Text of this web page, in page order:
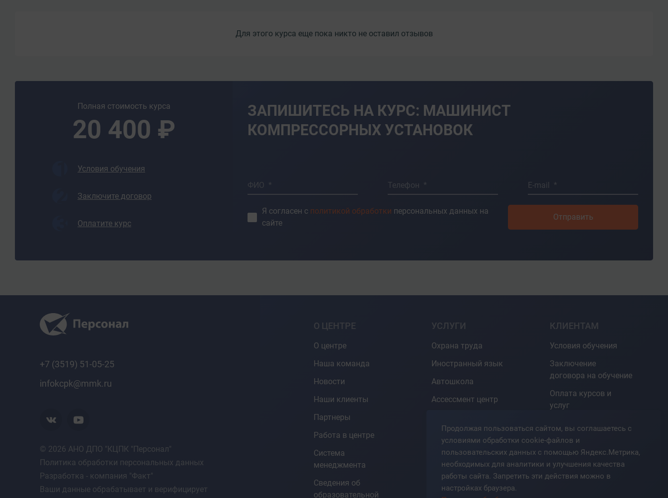
- свойства газов, проявляемые при работе компрессоров;
распорядка;
безопасности;
МПа (до 10 кгс/см2) с подачей свыше 5 до 100 м?/мин
- осуществлять пуск и регулирование режимов работы компрессоров и
- поддерживать требуемые параметры работы компрессоров, выполнять
переключение отдельных агрегатов;
распорядка;
- экономно и рационально использовать сырьевые топливно-энергетические и
Итоговая аттестация
Документ об обучении
Для этого курса еще пока никто не оставил отзывов
Полная стоимость курса
20 400 ₽
Условия обучения
Заключите договор
Оплатите курс
ЗАПИШИТЕСЬ НА КУРС: МАШИНИСТ
КОМПРЕССОРНЫХ УСТАНОВОК
ФИО * Телефон * E-mail *
Я согласен с политикой обработки персональных данных на
сайте
Отправить
+7 (3519) 51-05-25
infokcpk@mmk.ru
© 2026 АНО ДПО "КЦПК "Персонал"
Политика обработки персональных данных
Разработка - компания "Факт"
Ваши данные обрабатывает и верифицирует
О ЦЕНТРЕ
О центре
Наша команда
Новости
Наши клиенты
Партнеры
Работа в центре
Система
менеджмента
Сведения об
образовательной
УСЛУГИ
Охрана труда
Иностранный язык
Автошкола
Ассессмент центр
СДО
Конкурсы
профмастерства
Информационный
центр
КЛИЕНТАМ
Условия обучения
Заключение
договора на обучение
Оплата курсов и
услуг
окончании
Гарантии
Контакты
Продолжая пользоваться сайтом, вы соглашаетесь с
условиями обработки cookie-файлов и
пользовательских данных с помощью Яндекс.Метрика,
необходимых для аналитики и улучшения качества
работы сайта. Запретить эти действия можно в
настройках браузера.